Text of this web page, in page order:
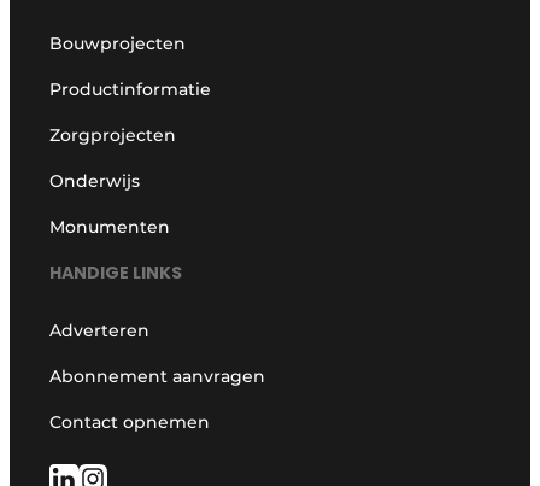
Bouwprojecten
Productinformatie
Zorgprojecten
Onderwijs
Monumenten
HANDIGE LINKS
Adverteren
Abonnement aanvragen
Contact opnemen